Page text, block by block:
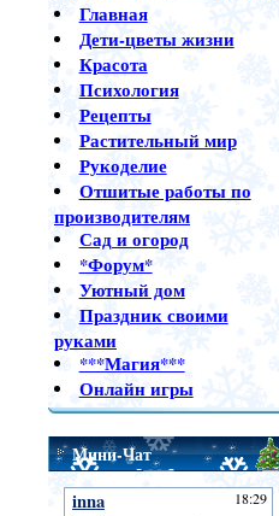
Главная
Дети-цветы жизни
Красота
Психология
Рецепты
Растительный мир
Рукоделие
Отшитые работы по
производителям
Сад и огород
*Форум*
Уютный дом
Праздник своими
руками
***Магия***
Онлайн игры
Мини-Чат